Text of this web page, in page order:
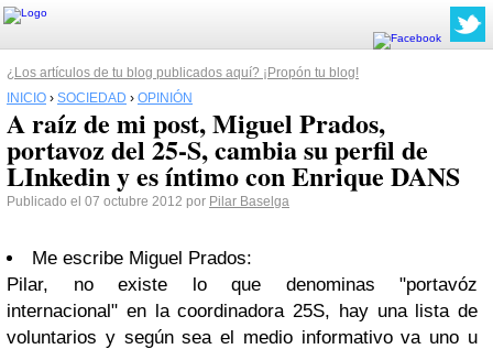
¿Los artículos de tu blog publicados aquí? ¡Propón tu blog!
INICIO › SOCIEDAD › OPINIÓN
A raíz de mi post, Miguel Prados,
portavoz del 25-S, cambia su perfil de
LInkedin y es íntimo con Enrique DANS
Publicado el 07 octubre 2012 por Pilar Baselga
Me escribe Miguel Prados:
Pilar, no existe lo que denominas "portavóz
internacional" en la coordinadora 25S, hay una lista de
voluntarios y según sea el medio informativo va uno u